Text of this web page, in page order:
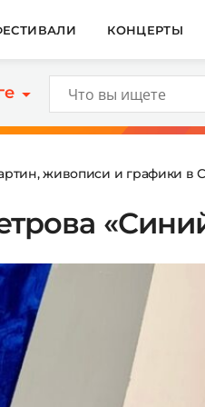
КОНЦЕРТЫ
живописи и графики в